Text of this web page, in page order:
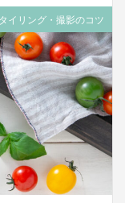
イリング・撮影のコツ
ーロー
ライフ
ユーキャン
リー
額
筋トレ
神乳